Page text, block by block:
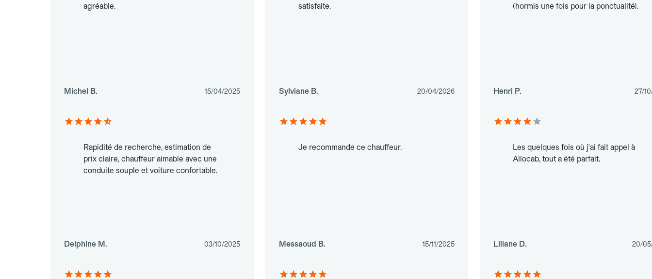
agréable.
Michel B. 15/04/2025
satisfaite.
Sylviane B. 20/04/2026
(hormis une fois pour la ponctualité).
Henri P. 27/
Rapidité de recherche, estimation de
prix claire, chauffeur aimable avec une
conduite souple et voiture confortable.
Delphine M. 03/10/2025
Je recommande ce chauffeur.
Messaoud B. 15/11/2025
Les quelques fois où j'ai fait appel à
Allocab, tout a été parfait.
Liliane D. 20/